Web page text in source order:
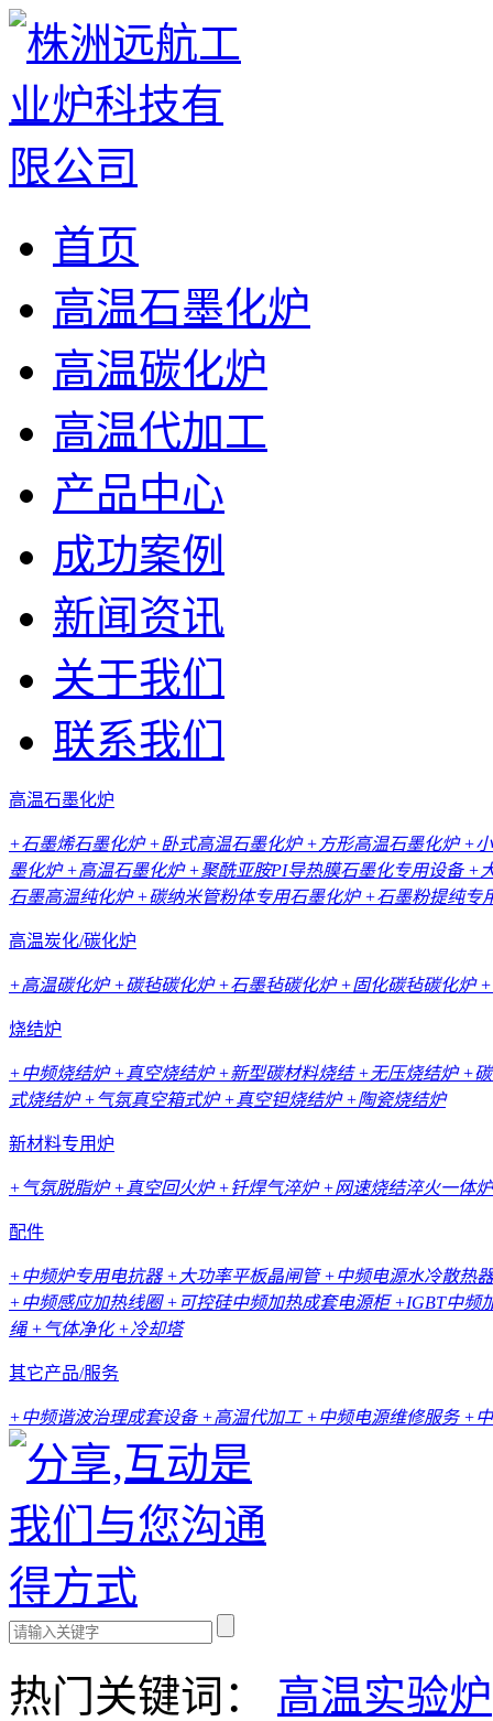
首页
高温石墨化炉
高温碳化炉
高温代加工
产品中心
成功案例
新闻资讯
关于我们
联系我们
高温石墨化炉
+石墨烯石墨化炉+卧式高温石墨化炉+方形高温石墨化炉+
墨化炉+高温石墨化炉+聚酰亚胺PI导热膜石墨化专用设备 +
石墨高温纯化炉+碳纳米管粉体专用石墨化炉+石墨粉提纯专
高温炭化/碳化炉
+高温碳化炉+碳毡碳化炉+石墨毡碳化炉+固化碳毡碳化炉
烧结炉
+中频烧结炉+真空烧结炉+新型碳材料烧结+无压烧结炉+
式烧结炉+气氛真空箱式炉+真空钽烧结炉+陶瓷烧结炉
新材料专用炉
+气氛脱脂炉+真空回火炉+钎焊气淬炉+网速烧结淬火一体炉
配件
+中频炉专用电抗器 +大功率平板晶闸管+中频电源水冷散热
+中频感应加热线圈+可控硅中频加热成套电源柜+IGBT中频
绳 +气体净化+冷却塔
其它产品/服务
+中频谐波治理成套设备 +高温代加工+中频电源维修服务 +
热门关键词： 高温实验炉